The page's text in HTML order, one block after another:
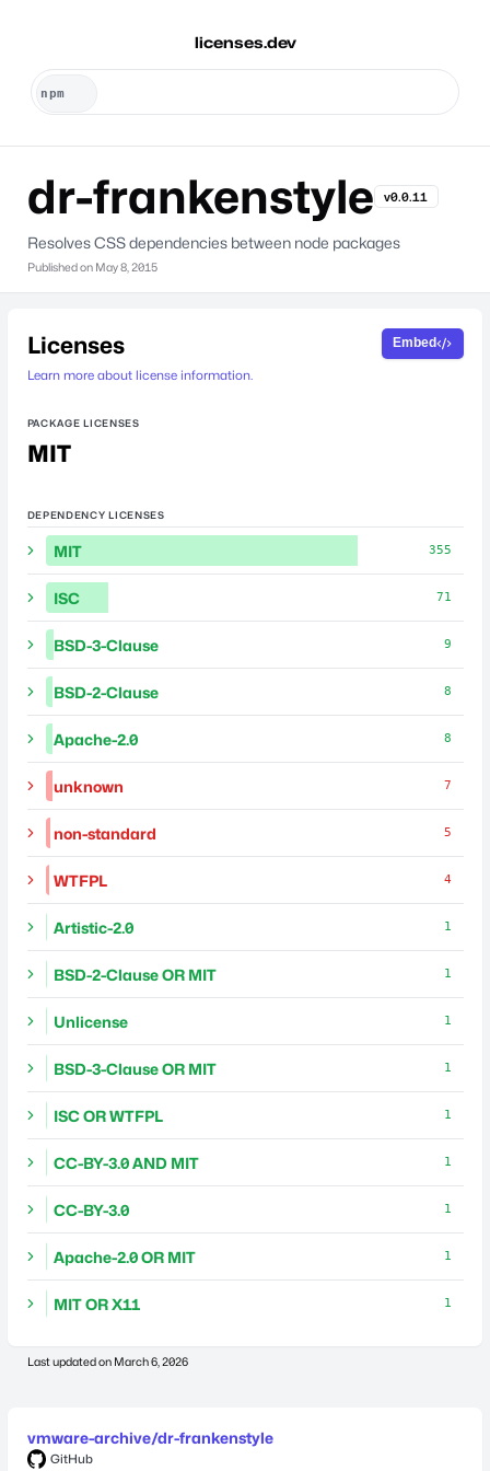
licenses.dev
dr-frankenstyle v0.0.11
Resolves CSS dependencies between node packages
Published on May 8, 2015
Licenses
Learn more about license information.
Embed
PACKAGE LICENSES
MIT
DEPENDENCY LICENSES
MIT 355
ISC 71
BSD-3-Clause 9
BSD-2-Clause 8
Apache-2.0 8
unknown 7
non-standard 5
WTFPL 4
Artistic-2.0 1
BSD-2-Clause OR MIT 1
Unlicense 1
BSD-3-Clause OR MIT 1
ISC OR WTFPL 1
CC-BY-3.0 AND MIT 1
CC-BY-3.0 1
Apache-2.0 OR MIT 1
MIT OR X11 1
Last updated on March 6, 2026
vmware-archive/dr-frankenstyle
GitHub